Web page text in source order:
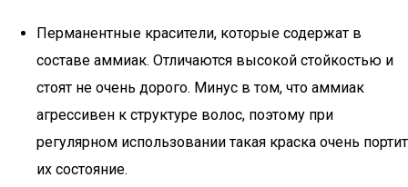
Перманентные красители, которые содержат в
составе аммиак. Отличаются высокой стойкостью и
стоят не очень дорого. Минус в том, что аммиак
агрессивен к структуре волос, поэтому при
регулярном использовании такая краска очень портит
их состояние.